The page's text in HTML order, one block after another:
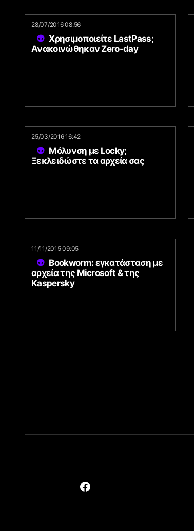
28/07/2016 08:56
Χρησιμοποιείτε LastPass;
Ανακοινώθηκαν Zero-day
25/03/2016 16:42
Μόλυνση με Locky;
Ξεκλειδώστε τα αρχεία σας
11/11/2015 09:05
Bookworm: εγκατάσταση με
αρχεία της Microsoft & της
Kaspersky